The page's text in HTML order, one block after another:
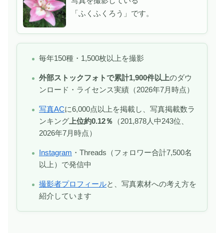
「ふくふくろう」です。
毎年150種・1,500枚以上を撮影
外部ストックフォトで累計1,900件以上のダウ
ンロード・ライセンス実績（2026年7月時点）
写真ACに6,000点以上を掲載し、写真掲載数ラ
ンキング 上位約0.12％ （201,878人中243位、
2026年7月時点）
Instagram ・Threads（フォロワー合計7,500名
以上）で発信中
撮影者プロフィールと、写真素材への考え方を
紹介しています